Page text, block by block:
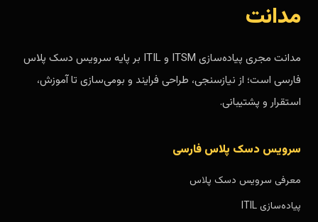
مدانت
مدانت مجری پیاده‌سازی ITSM و ITIL بر پایه سرویس دسک پلاس
فارسی است؛ از نیازسنجی، طراحی فرایند و بومی‌سازی تا آموزش،
استقرار و پشتیبانی.
سرویس دسک پلاس فارسی
معرفی سرویس دسک پلاس
پیاده‌سازی ITIL